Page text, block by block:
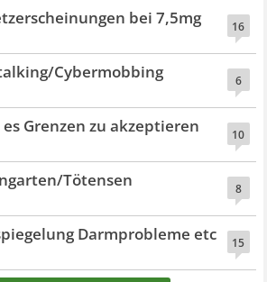
16
bei 7,5mg
6
Cybermobbing
10
Grenzen zu akzeptieren
8
Tötensen
15
Darmprobleme etc